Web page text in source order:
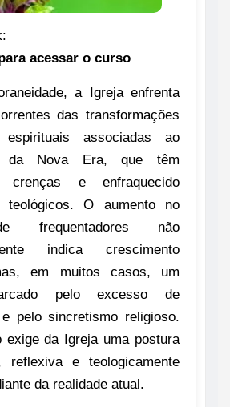
acessar o curso
a Igreja enfrenta
das transformações
associadas ao
da Nova Era, que têm
crenças e enfraquecido
teológicos. O aumento no
frequentadores não
indica crescimento
em muitos casos, um
pelo excesso de
pelo sincretismo religioso.
exige da Igreja uma postura
reflexiva e teologicamente
da realidade atual.